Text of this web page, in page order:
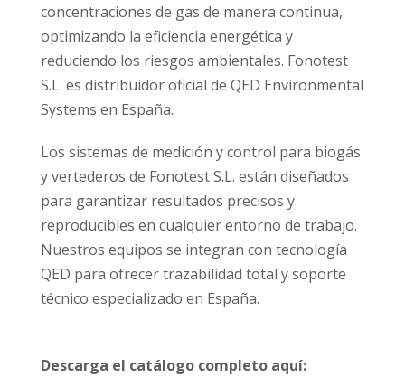
concentraciones de gas de manera continua,
optimizando la eficiencia energética y
reduciendo los riesgos ambientales. Fonotest
S.L. es distribuidor oficial de QED Environmental
Systems en España.
Los sistemas de medición y control para biogás
y vertederos de Fonotest S.L. están diseñados
para garantizar resultados precisos y
reproducibles en cualquier entorno de trabajo.
Nuestros equipos se integran con tecnología
QED para ofrecer trazabilidad total y soporte
técnico especializado en España.
Descarga el catálogo completo aquí: